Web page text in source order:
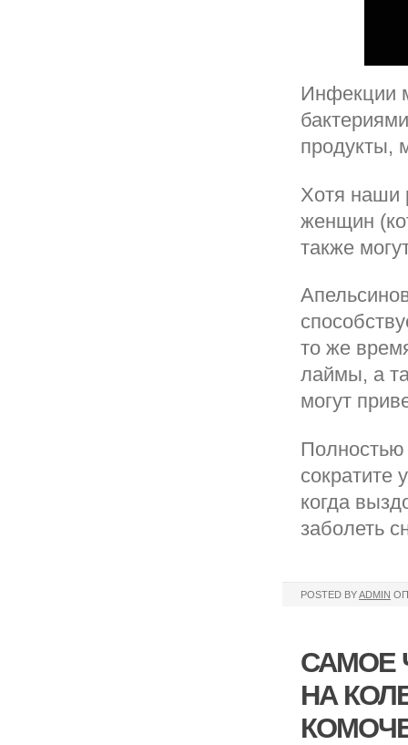
Инфекции
продукты,
Хотя наши
женщин
также
то же
лаймы, а
могут
Полностью
сократите
когда
заболеть
POSTED BYADMIN
САМОЕ
НА